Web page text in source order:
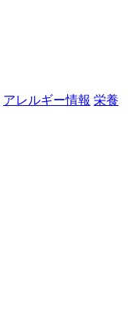
アレルギー情報 栄養